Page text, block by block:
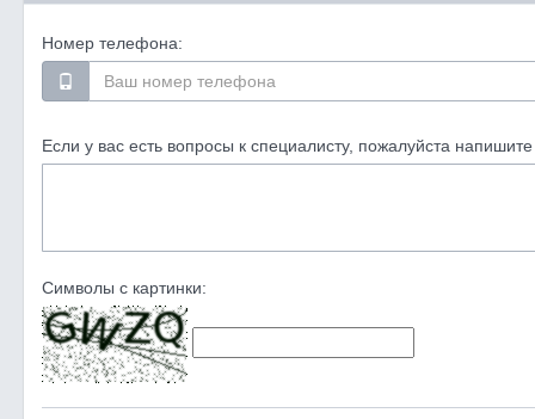
Номер телефона:
Если у вас есть вопросы к специалисту, пожалуйста напишите
Символы с картинки: